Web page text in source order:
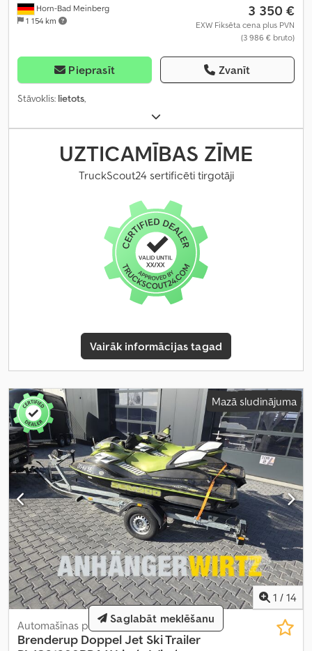
Horn-Bad Meinberg
1 154 km
3 350 €
EXW Fiksēta cena plus PVN
(3 986 € bruto)
Pieprasīt Zvanīt
Stāvoklis: lietots,
UZTICAMĪBAS ZĪME
TruckScout24 sertificēti tirgotāji
Vairāk informācijas tagad
Mazā sludinājuma
1 / 14
Automašīnas piekabe
Brenderup Doppel Jet Ski Trailer
Saglabāt meklēšanu